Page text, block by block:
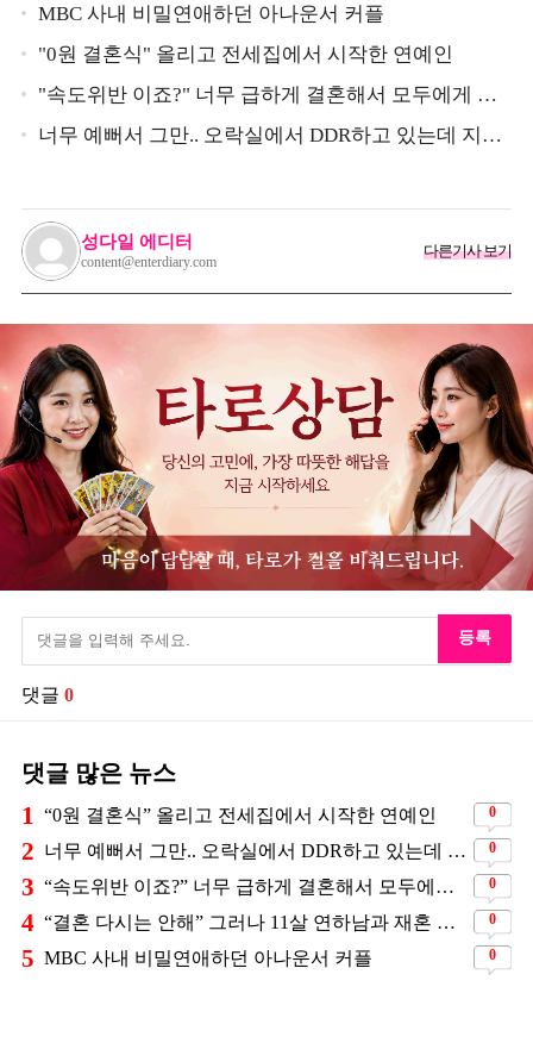
구 했다는 MBC 아나운서
MBC 사내 비밀연애하던 아나운서 커플
"0원 결혼식" 올리고 전세집에서 시작한 연예인
"속도위반 이죠?" 너무 급하게 결혼해서 모두에게 의
심 받았던 스타
너무 예뻐서 그만.. 오락실에서 DDR하고 있는데 지나
성다일 에디터
content@enterdiary.com
다른기사 보기
등록
댓글 0
댓글 많은 뉴스
1 “0원 결혼식” 올리고 전세집에서 시작한 연예인 0
2 너무 예뻐서 그만.. 오락실에서 DDR하고 있는데 지나가던 이상민이 캐스팅했다는 연예인 0
3 “속도위반 이죠?” 너무 급하게 결혼해서 모두에게 의심 받았던 스타 0
4 “결혼 다시는 안해” 그러나 11살 연하남과 재혼 발표 0
5 MBC 사내 비밀연애하던 아나운서 커플 0